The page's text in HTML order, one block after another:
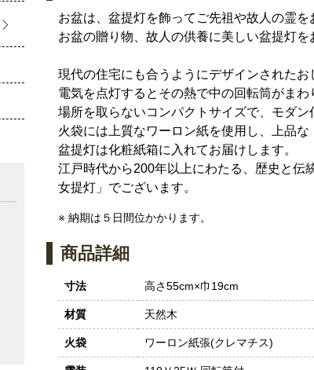
お盆は、盆提灯を飾ってご先祖や故人の霊を
お盆の贈り物、故人の供養に美しい盆提灯を
現代の住宅にも合うようにデザインされたお
電気を点灯するとその熱で中の回転筒がまわ
場所を取らないコンパクトサイズで、モダ
火袋には上質なワーロン紙を使用し、上品な
盆提灯は化粧紙箱に入れてお届けします。
江戸時代から200年以上にわたる、歴史と伝
女提灯」でございます。
※ 納期は５日間位かかります。
商品詳細
寸法 高さ55cm×巾19cm
材質 天然木
火袋 ワーロン紙張(クレマチス)